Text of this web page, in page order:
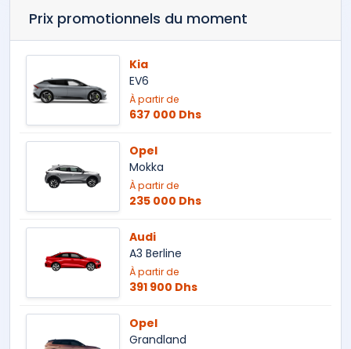
Prix promotionnels du moment
Kia
EV6
À partir de
637 000 Dhs
Opel
Mokka
À partir de
235 000 Dhs
Audi
A3 Berline
À partir de
391 900 Dhs
Opel
Grandland